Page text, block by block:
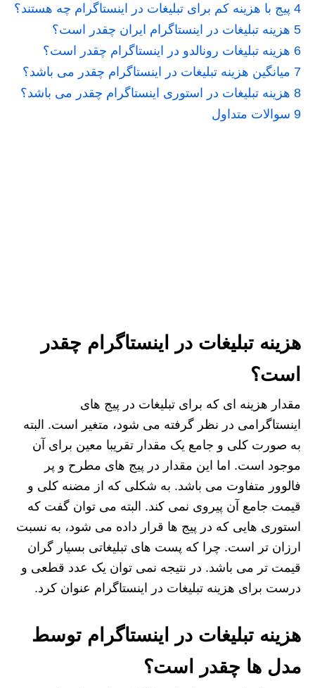
4 پیج با هزینه کم برای تبلیغات در اینستاگرام چه هستند؟
5 هزینه تبلیغات در اینستاگرام ایران چقدر است؟
6 هزینه تبلیغات رونالدو در اینستاگرام چقدر است؟
7 میانگین هزینه تبلیغات در اینستاگرام چقدر می باشد؟
8 هزینه تبلیغات در استوری اینستاگرام چقدر می باشد؟
9 سوالات متداول
هزینه تبلیغات در اینستاگرام چقدر
است؟
مقدار هزینه ای که برای تبلیغات در پیج های
اینستاگرامی در نظر گرفته می شود، متغیر است. البته
به صورت کلی و جامع یک مقدار تقریبا معین برای آن
موجود است. اما این مقدار در پیج های مطرح و پر
فالوور متفاوت می باشد. به شکلی که از مضنه کلی و
قیمت جامع آن پیروی نمی کند. البته می توان گفت که
استوری هایی که در پیج ها قرار داده می شود، به نسبت
ارزان تر است. چرا که پست های تبلیغاتی بسیار گران
قیمت تر می باشد. در نتیجه نمی توان یک عدد قطعی و
درست برای هزینه تبلیغات در اینستاگرام عنوان کرد.
هزینه تبلیغات در اینستاگرام توسط
مدل ها چقدر است؟